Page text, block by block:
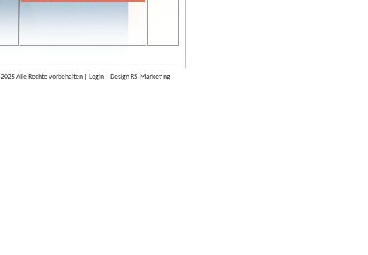
2025 Alle Rechte vorbehalten | Login | Design RS-Marketing